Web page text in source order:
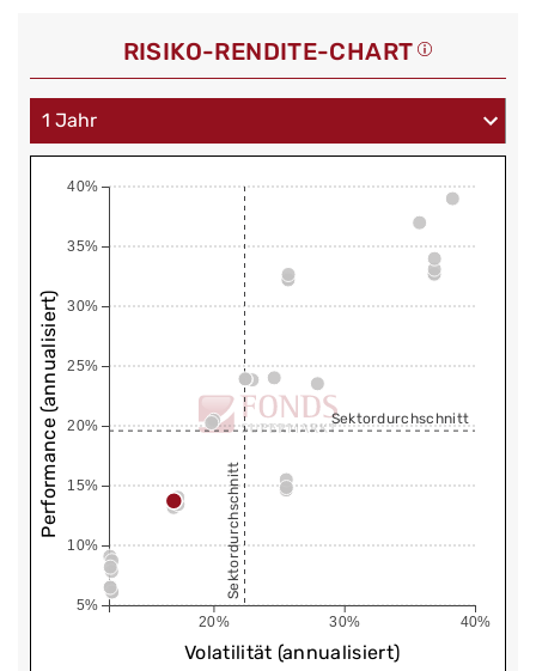
RISIKO-RENDITE-CHART
20% 30% 40%
5%
10%
15%
20%
25%
30%
35%
40%
Sektordurchschnitt
Sektordurchschnitt
Volatilität (annualisiert)
Performance (annualisiert)